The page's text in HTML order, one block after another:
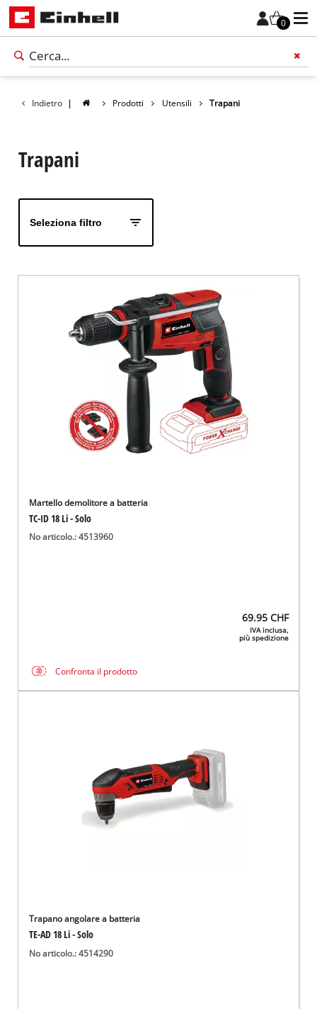
0
Indietro | Prodotti Utensili Trapani
Trapani
Seleziona filtro
Martello demolitore a batteria
TC-ID 18 Li - Solo
No articolo.: 4513960
69.95 CHF
IVA inclusa,
più spedizione
Confronta il prodotto
Trapano angolare a batteria
TE-AD 18 Li - Solo
No articolo.: 4514290